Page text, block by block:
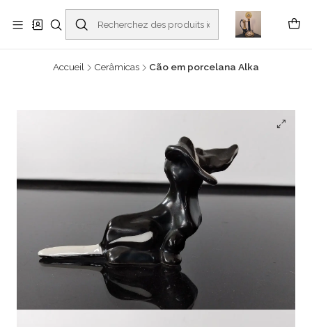
Buscantiguidades - Leilões. Colecionismo e antiguidades em Viana do
Castelo -
En savoir plus
Accueil Cerâmicas Cão em porcelana Alka